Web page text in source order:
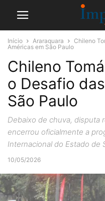
Início Araraquara
Chileno
Américas em São Paulo
Chileno
o Desafio
São Paulo
Debaixo de chuva, disputa
encerrou oficialmente a
Internacional do Estado de
10/05/2026